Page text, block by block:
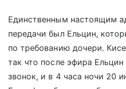
Единственным настоящим
передачи был Ельцин,
по требованию дочери.
так что после эфира
звонок, и в 4 часа ночи 20